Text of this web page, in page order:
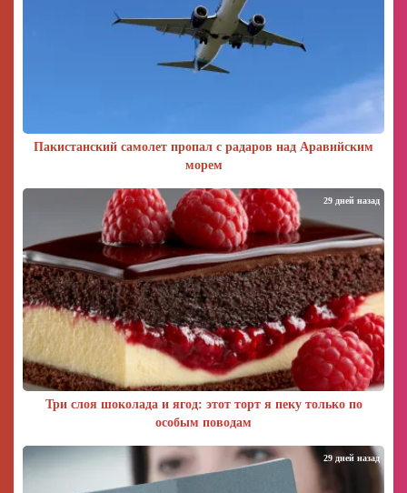
Пакистанский самолет пропал с радаров над Аравийским
морем
Три слоя шоколада и ягод: этот торт я пеку только по
особым поводам
29 дней назад
29 дней назад